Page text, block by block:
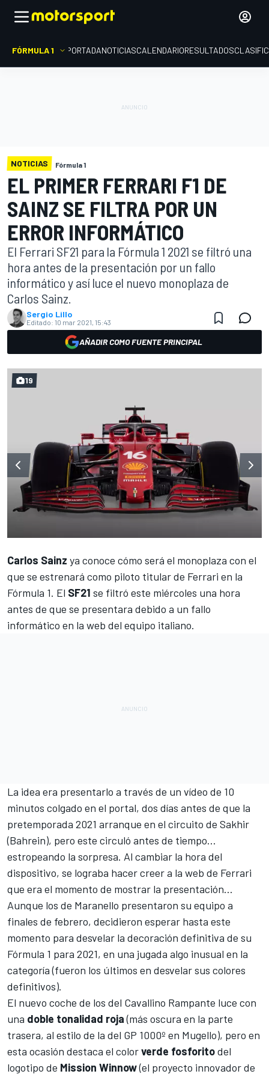
FÓRMULA 1 PORTADANOTICIASCALENDARIORESULTADOS
NOTICIAS Fórmula 1
EL PRIMER FERRARI F1 DE
SAINZ SE FILTRA POR UN
ERROR INFORMÁTICO
El Ferrari SF21 para la Fórmula 1 2021 se filtró una
hora antes de la presentación por un fallo
informático y así luce el nuevo monoplaza de
Carlos Sainz.
Sergio Lillo
Editado: 10 mar 2021, 15:43
AÑADIR COMO FUENTE PRINCIPAL
19
Carlos Sainz ya conoce cómo será el monoplaza con el
que se estrenará como piloto titular de Ferrari en la
Fórmula 1. El SF21 se filtró este miércoles una hora
antes de que se presentara debido a un fallo
informático en la web del equipo italiano.
La idea era presentarlo a través de un vídeo de 10
minutos colgado en el portal, dos días antes de que la
pretemporada 2021 arranque en el circuito de Sakhir
(Bahrein), pero este circuló antes de tiempo...
estropeando la sorpresa. Al cambiar la hora del
dispositivo, se lograba hacer creer a la web de Ferrari
que era el momento de mostrar la presentación...
Aunque los de Maranello presentaron su equipo a
finales de febrero, decidieron esperar hasta este
momento para desvelar la decoración definitiva de su
Fórmula 1 para 2021, en una jugada algo inusual en la
categoría (fueron los últimos en desvelar sus colores
definitivos).
El nuevo coche de los del Cavallino Rampante luce con
una doble tonalidad roja(más oscura en la parte
trasera, al estilo de la del GP 1000º en Mugello), pero en
esta ocasión destaca el colorverde fosforitodel
logotipo de Mission Winnow(el proyecto innovador de